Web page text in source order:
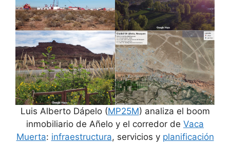
Luis Alberto Dápelo (MP25M) analiza el boom
inmobiliario de Añelo y el corredor de Vaca
Muerta: infraestructura, servicios y planificación